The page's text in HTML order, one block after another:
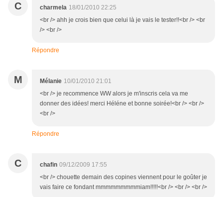
C charmela 18/01/2010 22:25
<br /> ahh je crois bien que celui là je vais le tester!!<br /> <br
/> <br />
Répondre
M Mélanie 10/01/2010 21:01
<br /> je recommence WW alors je m'inscris cela va me
donner des idées! merci Héléne et bonne soirée!<br /> <br />
<br />
Répondre
C chafin 09/12/2009 17:55
<br /> chouette demain des copines viennent pour le goûter je
vais faire ce fondant mmmmmmmmmiam!!!!!<br /> <br /> <br />